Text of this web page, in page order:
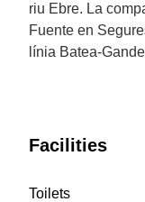
riu Ebre. La
Fuente en
línia Batea-
Facilities
Toilets